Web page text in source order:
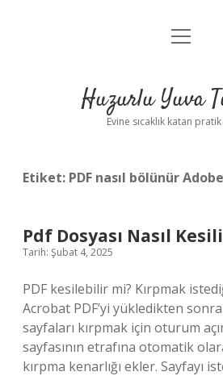
Anasayfa
Yasal Uyarı
menüyü
Huzurlu Yuva
Evine sıcaklık katan
Etiket: PDF nasıl bölünür Adobe
Pdf Dosyası Nasıl
Tarih: Şubat 4, 2025
PDF kesilebilir mi? Kırpmak
Acrobat PDF’yi yükledikten
sayfaları kırpmak için oturum
sayfasının etrafına otomatik
kırpma kenarlığı ekler. Sayfayı